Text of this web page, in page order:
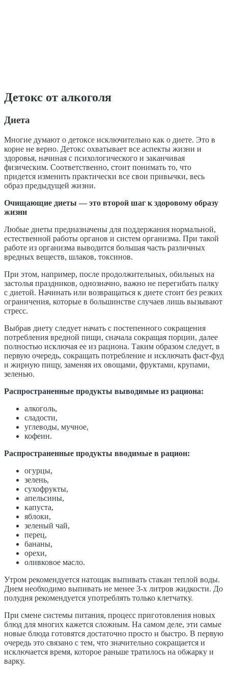
Детокс от алкоголя
Диета
Многие думают о детоксе исключительно как о диете. Это в
корне не верно. Детокс охватывает все аспекты жизни и
здоровья, начиная с психологического и заканчивая
физическим. Соответственно, стоит понимать то, что
придется изменить практически все свои привычки, весь
образ предыдущей жизни.
Очищающие диеты — это второй шаг к здоровому образу
жизни
Любые диеты предназначены для поддержания нормальной,
естественной работы органов и систем организма. При такой
работе из организма выводится большая часть различных
вредных веществ, шлаков, токсинов.
При этом, например, после продолжительных, обильных на
застолья праздников, однозначно, важно не перегибать палку
с диетой. Начинать или возвращаться к диете стоит без резких
ограничения, которые в большинстве случаев лишь вызывают
стресс.
Выбрав диету следует начать с постепенного сокращения
потребления вредной пищи, сначала сокращая порции, далее
полностью исключая ее из рациона. Таким образом следует, в
первую очередь, сокращать потребление и исключать фаст-фуд
и жирную пищу, заменяя их овощами, фруктами, крупами,
зеленью.
Распространенные продукты выводимые из рациона:
алкоголь,
сладости,
углеводы, мучное,
кофеин.
Распространенные продукты вводимые в рацион:
огурцы,
зелень,
сухофрукты,
апельсины,
капуста,
яблоки,
зеленый чай,
перец,
бананы,
орехи,
оливковое масло.
Утром рекомендуется натощак выпивать стакан теплой воды.
Днем необходимо выпивать не менее 3-х литров жидкости. До
полудня рекомендуется употреблять только клетчатку.
При смене системы питания, процесс приготовления новых
блюд для многих кажется сложным. На самом деле, эти самые
новые блюда готовятся достаточно просто и быстро. В первую
очередь это связано с тем, что значительно сокращается и
исключается время, которое раньше тратилось на обжарку и
варку.